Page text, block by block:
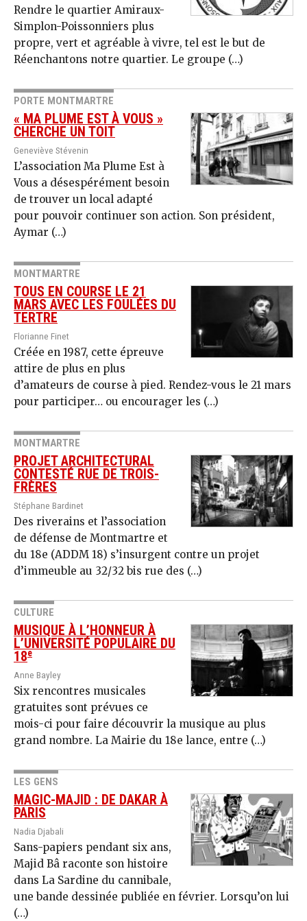
Rendre le quartier Amiraux-
Simplon-Poissonniers plus
propre, vert et agréable à vivre, tel est le but de
Réenchantons notre quartier. Le groupe (…)
PORTE MONTMARTRE
« MA PLUME EST À VOUS »
CHERCHE UN TOIT
Geneviève Stévenin
L’association Ma Plume Est à
Vous a désespérément besoin
de trouver un local adapté
pour pouvoir continuer son action. Son président,
Aymar (…)
MONTMARTRE
TOUS EN COURSE LE 21
MARS AVEC LES FOULÉES DU
TERTRE
Florianne Finet
Créée en 1987, cette épreuve
attire de plus en plus
d’amateurs de course à pied. Rendez-vous le 21 mars
pour participer… ou encourager les (…)
MONTMARTRE
PROJET ARCHITECTURAL
CONTESTÉ RUE DE TROIS-
FRÈRES
Stéphane Bardinet
Des riverains et l’association
de défense de Montmartre et
du 18e (ADDM 18) s’in­sur­gent contre un projet
d’immeuble au 32/32 bis rue des (…)
CULTURE
MUSIQUE À L’HONNEUR À
L’UNIVERSITÉ POPULAIRE DU
18e
Anne Bayley
Six rencontres musicales
gratuites sont prévues ce
mois-ci pour faire découvrir la musique au plus
grand nombre. La Mairie du 18e lance, entre (…)
LES GENS
MAGIC-MAJID : DE DAKAR À
PARIS
Nadia Djabali
Sans-papiers pendant six ans,
Majid Bâ raconte son histoire
dans La Sardine du cannibale,
une bande dessinée publiée en février. Lorsqu’on lui
(…)